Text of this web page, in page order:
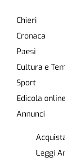
Chieri
Cronaca
Paesi
Cultura e
Sport
Edicola online
Annunci
Leggi